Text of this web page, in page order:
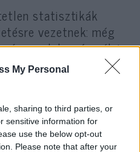
My Personal
sharing to third parties, or
sensitive information for
use the below opt-out
Please note that after your
statisztikák
vezetnek: még
dolog úgy élni
férfiként férfiakhoz
az, hogy az
vannak az okok